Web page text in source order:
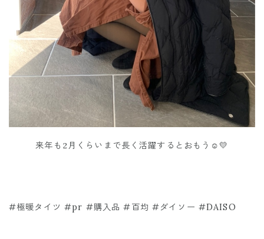
来年も2月くらいまで長く活躍するとおもう☺️💛
#極暖タイツ #pr #購入品 #百均 #ダイソー #DAISO